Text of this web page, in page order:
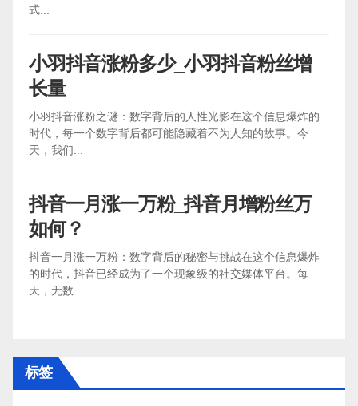
式...
小羽抖音涨粉多少_小羽抖音粉丝增
长量
小羽抖音涨粉之谜：数字背后的人性光影在这个信息爆炸的
时代，每一个数字背后都可能隐藏着不为人知的故事。今
天，我们...
抖音一月涨一万粉_抖音月增粉丝万
如何？
抖音一月涨一万粉：数字背后的秘密与挑战在这个信息爆炸
的时代，抖音已经成为了一个现象级的社交媒体平台。每
天，无数...
标签